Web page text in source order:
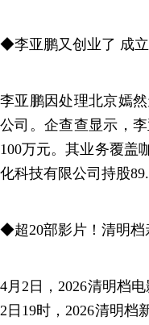
◆李亚鹏又创业了 成
李亚鹏因处理北京嫣
公司。企查查显示，
100万元。其业务覆盖
化科技有限公司持股
◆超20部影片！清明档
4月2日，2026清明档
2日19时，2026清明档